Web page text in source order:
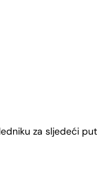
za sljedeći